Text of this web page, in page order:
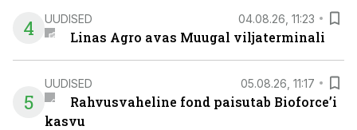
4 UUDISED 04.08.26, 11:23
Linas Agro avas Muugal viljaterminali
5
UUDISED 05.08.26, 11:17
Rahvusvaheline fond paisutab Bioforce’i
kasvu